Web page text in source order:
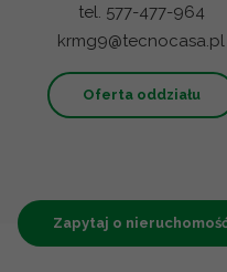
tel. 577-477-964
krmg9@tecnocasa.pl
Oferta oddziału
Zapytaj o